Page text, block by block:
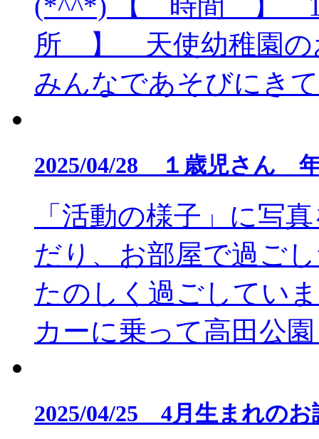
所 】 天使幼稚園の
みんなであそびにき
2025/04/28 １歳児さん
「活動の様子」に写
だり、お部屋で過ご
たのしく過ごしてい
カーに乗って高田公
2025/04/25 4月生まれの